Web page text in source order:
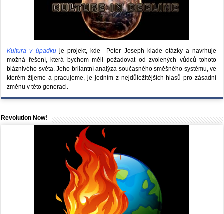
Kultura v úpadkuje projekt, kde Peter Joseph klade otázky a navrhuje
možná řešení, která bychom měli požadovat od zvolených vůdců tohoto
bláznivého světa. Jeho brilantní analýza současného směšného systému, ve
kterém žíjeme a pracujeme, je jedním z nejdůležitějších hlasů pro zásadní
změnu v této generaci.
Revolution Now!